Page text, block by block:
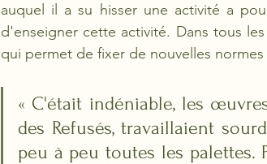
auquel il a su hisser une activité a
d'enseigner cette activité. Dans tous
qui permet de fixer de nouvelles
« C'était indéniable, les
des Refusés, travaillaient
peu à peu toutes les palettes.